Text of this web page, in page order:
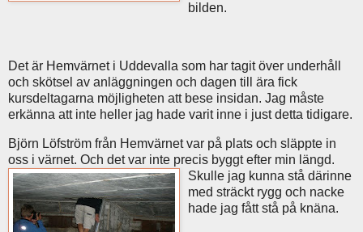
bilden.
Det är Hemvärnet i Uddevalla som har tagit över underhåll
och skötsel av anläggningen och dagen till ära fick
kursdeltagarna möjligheten att bese insidan. Jag måste
erkänna att inte heller jag hade varit inne i just detta tidigare.
Björn Löfström från Hemvärnet var på plats och släppte in
oss i värnet. Och det var inte precis byggt efter min längd.
Skulle jag kunna stå därinne
med sträckt rygg och nacke
hade jag fått stå på knäna.